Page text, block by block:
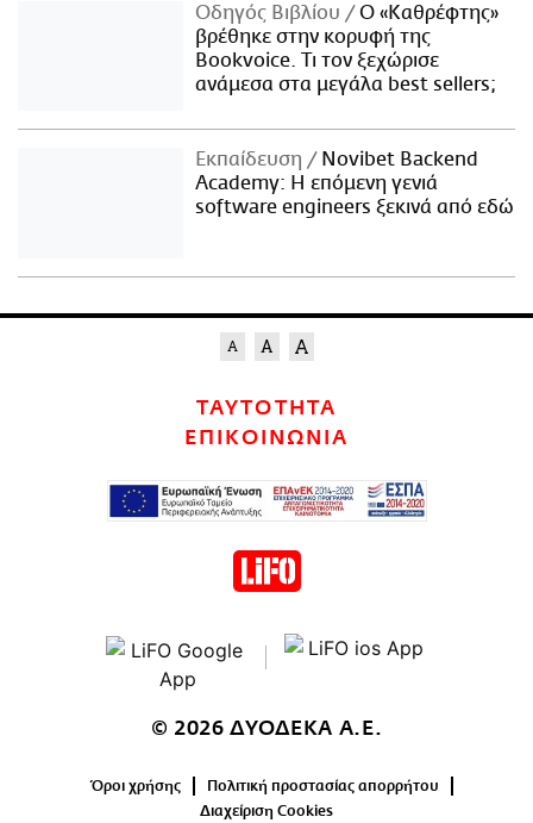
Οδηγός Βιβλίου
Ο «Καθρέφτης»
βρέθηκε στην κορυφή της
Bookvoice. Τι τον ξεχώρισε
ανάμεσα στα μεγάλα best sellers;
Εκπαίδευση
Novibet Backend
Academy: Η επόμενη γενιά
software engineers ξεκινά από εδώ
ΤΑΥΤΟΤΗΤΑ
ΕΠΙΚΟΙΝΩΝΙΑ
© 2026 ΔΥΟΔΕΚΑ Α.Ε.
Όροι χρήσης
Πολιτική προστασίας απορρήτου
Διαχείριση Cookies